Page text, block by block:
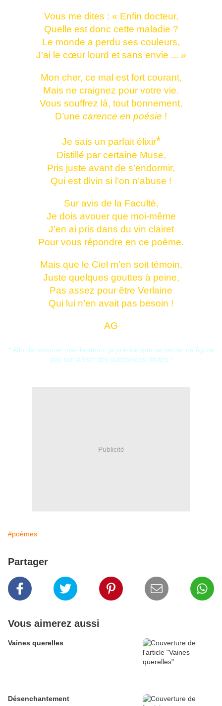
Vous me dites : « Enfin docteur,
Quelle est donc cette maladie ?
Le monde a perdu ses couleurs,
J’ai le cœur lourd et sans envie ... »
Mon cher, ce mal est fort courant,
Mais ne craignez pour votre vie.
Vous souffrez là, tout bonnement,
D’une carence en poésie !
Je sais un parfait élixir*
Distillé par certaine Muse,
Pris juste avant de s’endormir,
Qui est divin si l’on n’abuse !
Sur avis de la Faculté,
Je dois avouer que moi-même
J’en ai pris dans du vin clairet
Pour vous répondre en ce poème.
Mais que le Ciel m’en soit témoin,
Juste quelques gouttes à peine,
Pas assez pour être Verlaine
Qui lui n’en avait pas besoin !
AG
* Afin de rassurer mes lecteurs, je précise que ce nectar ne figure
pas sur la liste des substances illicites !
Publicité
#poèmes
Partager
Vous aimerez aussi
Vaines querelles
Désenchantement